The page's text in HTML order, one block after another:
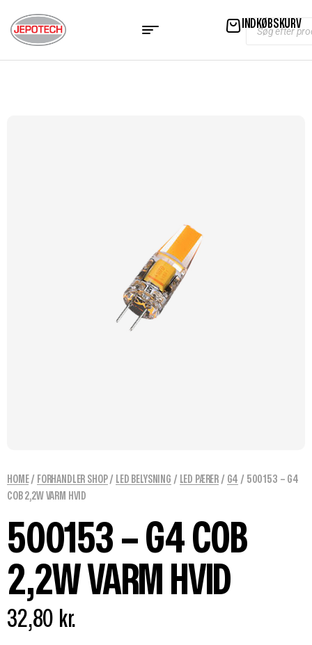
INDKØBSKURV
HOME/ FORHANDLER SHOP/ LED BELYSNING / LED PÆRER / G4 / 500153 – G4
COB 2,2W VARM HVID
500153 – G4 COB
2,2W VARM HVID
32,80 kr.